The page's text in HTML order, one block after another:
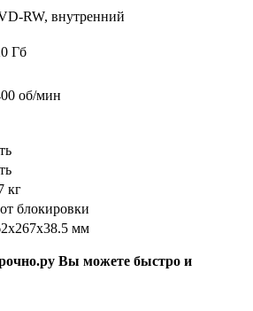
RW, внутренний
Гб
об/мин
кг
блокировки
мм
Вы можете быстро и